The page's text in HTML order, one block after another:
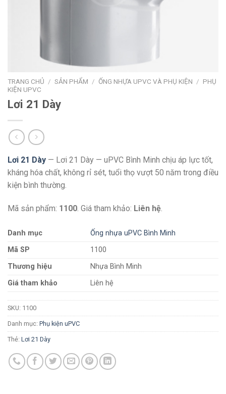
TRANG CHỦ / SẢN PHẨM / ỐNG NHỰA UPVC VÀ PHỤ KIỆN / PHỤ
KIỆN UPVC
Lơi 21 Dày
Lơi 21 Dày — Lơi 21 Dày — uPVC Bình Minh chịu áp lực tốt,
kháng hóa chất, không rỉ sét, tuổi thọ vượt 50 năm trong điều
kiện bình thường.
Mã sản phẩm: 1100 . Giá tham khảo: Liên hệ
Danh mục
Ống nhựa uPVC Bình Minh
Mã SP
1100
Thương hiệu
Nhựa Bình Minh
Giá tham khảo
Liên hệ
SKU: 1100
Danh mục: Phụ kiện uPVC
Thẻ: Lơi 21 Dày